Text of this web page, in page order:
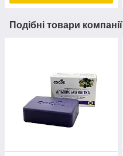
Подібні товари компанії